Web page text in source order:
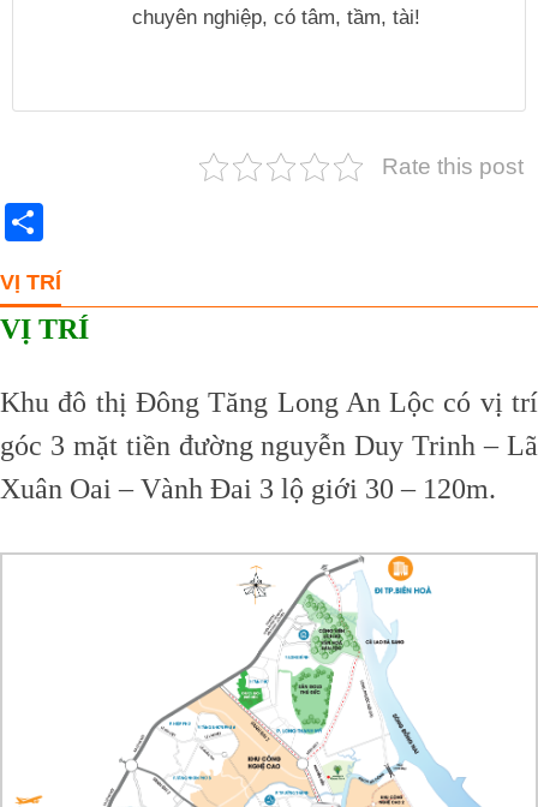
chuyên nghiệp, có tâm, tầm, tài!
Rate this post
VỊ TRÍ
VỊ TRÍ
Khu đô thị Đông Tăng Long An Lộc có vị trí
góc 3 mặt tiền đường nguyễn Duy Trinh – Lã
Xuân Oai – Vành Đai 3 lộ giới 30 – 120m.